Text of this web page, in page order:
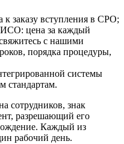
к заказу вступления в СРО;
ИСО: цена за каждый
с нашими
порядка процедуры,
системы
стандартам.
сотрудников, знак
разрешающий его
Каждый из
рабочий день.